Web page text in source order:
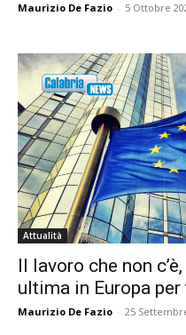
Maurizio De Fazio - 5 Ottobre
Attualità
Il lavoro che non
ultima in Europa
Maurizio De Fazio - 25